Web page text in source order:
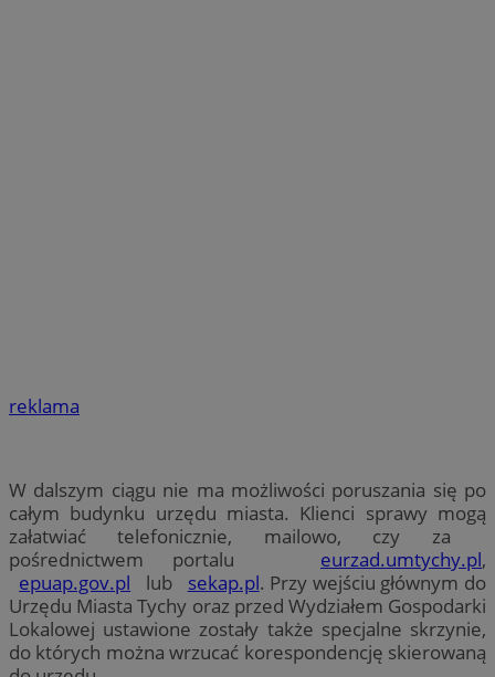
reklama
W dalszym ciągu nie ma możliwości poruszania się po
całym budynku urzędu miasta. Klienci sprawy mogą
załatwiać telefonicznie, mailowo, czy za
pośrednictwem portalu eurzad.umtychy.pl,
epuap.gov.pl lub sekap.pl. Przy wejściu głównym do
Urzędu Miasta Tychy oraz przed Wydziałem Gospodarki
Lokalowej ustawione zostały także specjalne skrzynie,
do których można wrzucać korespondencję skierowaną